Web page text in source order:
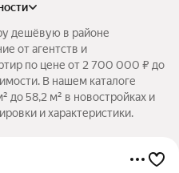
дешёвую в районе
от агентств и
по цене от 2 700 000 ₽ до
В нашем каталоге
до 58,2 м² в новостройках и
и характеристики.